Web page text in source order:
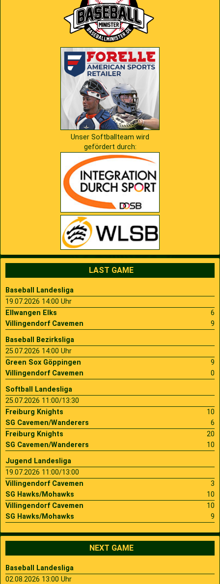
Unser Softballteam wird
gefördert durch:
LAST GAME
Baseball Landesliga
19.07.2026 14:00 Uhr
Ellwangen Elks
6
Villingendorf Cavemen
9
Baseball Bezirksliga
25.07.2026 14:00 Uhr
Green Sox Göppingen
9
Villingendorf Cavemen
0
Softball Landesliga
25.07.2026 11:00/13:30
Freiburg Knights
10
SG Cavemen/Wanderers
6
Freiburg Knights
20
SG Cavemen/Wanderers
10
Jugend Landesliga
19.07.2026 11:00/13:00
Villingendorf Cavemen
3
SG Hawks/Mohawks
10
Villingendorf Cavemen
10
SG Hawks/Mohawks
9
NEXT GAME
Baseball Landesliga
02.08.2026 13:00 Uhr